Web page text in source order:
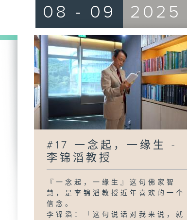
08 - 09 2025
#17 一念起，一缘生 -
李锦滔教授
『一念起，一缘生』这句佛家智
慧，是李锦滔教授近年喜欢的一个
信念。
李锦滔：「这句说话对我来说，就